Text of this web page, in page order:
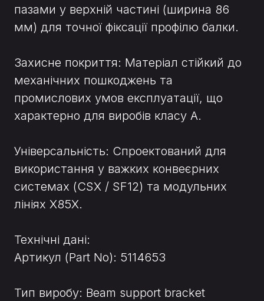
пазами у верхній частині (ширина 86
мм) для точної фіксації профілю балки.
Захисне покриття: Матеріал стійкий до
механічних пошкоджень та
промислових умов експлуатації, що
характерно для виробів класу A.
Універсальність: Спроектований для
використання у важких конвеєрних
системах (CSX / SF12) та модульних
лініях X85X.
Технічні дані:
Артикул (Part No): 5114653
Тип виробу: Beam support bracket